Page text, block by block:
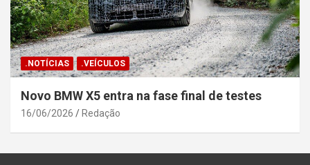
.NOTÍCIAS .VEÍCULOS
Novo BMW X5 entra na fase final de testes
16/06/2026 Redação